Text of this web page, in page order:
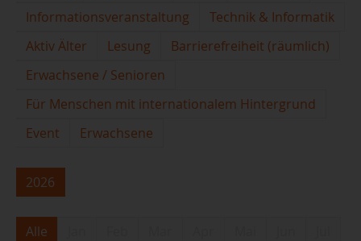
Informationsveranstaltung
Technik & Informatik
Aktiv Älter
Lesung
Barrierefreiheit (räumlich)
Erwachsene / Senioren
Für Menschen mit internationalem Hintergrund
Event
Erwachsene
2026
Alle